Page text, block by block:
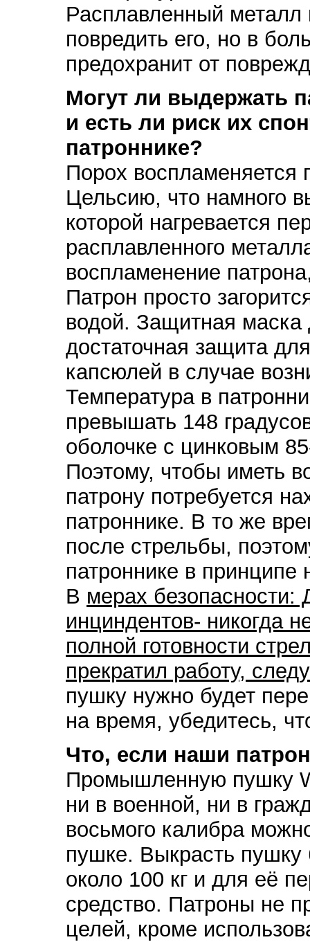
Расплавленный металл
повредить его, нo в
предохранит от
Могут ли выдержать
и есть ли риск их
патроннике?
Порох воспламеняется
Цельсию, что намного
которой нагревается
расплавленного
воспламенение
Патрон просто
водой. Защитная маска
достаточная защита
капсюлей в случае
Температура в
превышать 148
оболочке с цинковым
Поэтому, чтобы иметь
патрону потребуется
патроннике. В то же
после стрельбы,
патроннике в принципе
В мерах
инциндентов- никогда
полной готовности
прекратил работу,
пушку нужно будет
на время, убедитесь,
Что, если наши
Промышленную пушку
ни в военной, ни в
восьмого калибра
пушке. Выкрасть пушку
около 100 кг и для её
средство. Патроны не
целей, кроме